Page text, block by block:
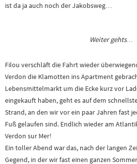
ist da ja auch noch der Jakobsweg…
Weiter gehts…
Filou verschläft die Fahrt wieder
Verdon die Klamotten ins Apartment
Lebensmittelmarkt um die Ecke kurz vor
eingekauft haben, geht es auf dem
Strand, an den wir vor ein paar Jahren fast
Fuß gelaufen sind. Endlich wieder am
Verdon sur Mer!
Ein toller Abend war das, nach der langen
Gegend, in der wir fast einen ganzen